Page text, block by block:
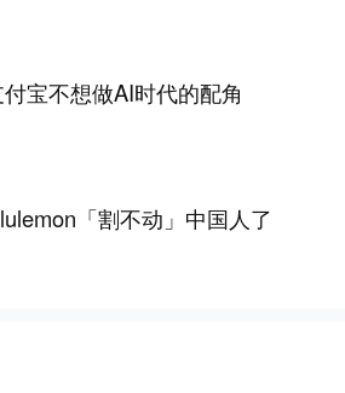
宝不想做AI时代的配角
「割不动」中国人了